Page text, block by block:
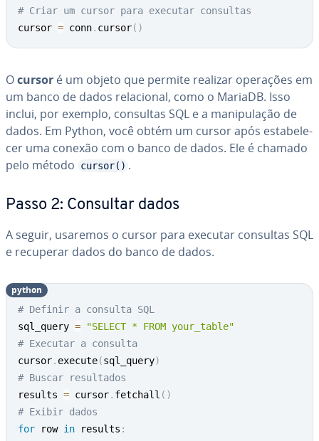
# Criar um cursor para executar consultas
cursor = conn. cursor( )
Ocursor é um objeto que permite realizar operações em
um banco de dados re­la­ci­o­nal, como o MariaDB. Isso
inclui, por exemplo, consultas SQL e a ma­ni­pu­la­ção de
dados. Em Python, você obtém um cursor após es­ta­be­le­
cer uma conexão com o banco de dados. Ele é chamado
pelo método
cursor() .
Passo 2: Consultar dados
A seguir, usaremos o cursor para executar consultas SQL
e recuperar dados do banco de dados.
# Definir a consulta SQL
sql_query =
"SELECT * FROM your_table"
# Executar a consulta
cursor. execute(sql_query)
# Buscar resultados
results = cursor. fetchall ( )
# Exibir dados
for row in results :
python